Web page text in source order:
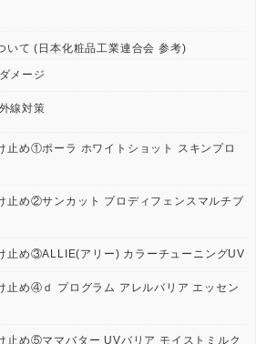
いて (日本化粧品工業連合会 参考)
メージ
線対策
止め①ポーラ ホワイトショット スキンプロ
止め②サンカット プロディフェンスマルチブ
止め③ALLIE(アリー) カラーチューニングUV
止め④ｄ プログラム アレルバリア エッセン
止め⑤ママバター UVバリア モイストミルク